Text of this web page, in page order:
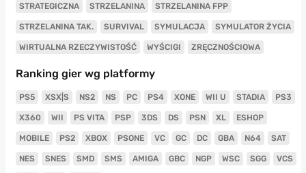
STRATEGICZNA STRZELANINA STRZELANINA FPP
STRZELANINA TAK. SURVIVAL SYMULACJA SYMULATOR ŻYCIA
WIRTUALNA RZECZYWISTOŚĆ WYŚCIGI ZRĘCZNOŚCIOWA
Ranking gier wg platformy
PS5 XSX|S NS2 NS PC PS4 XONE WII U STADIA PS3
X360 WII PS VITA PSP 3DS DS PSN XL ESHOP
MOBILE PS2 XBOX PSONE VC GC DC GBA N64 SAT
NES SNES SMD SMS AMIGA GBC NGP WSC SGG VCS